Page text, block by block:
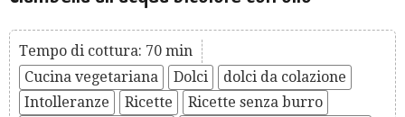
Tempo di cottura: 70 min
Cucina vegetariana
Dolci
dolci da colazione
Intolleranze
Ricette
Ricette senza burro